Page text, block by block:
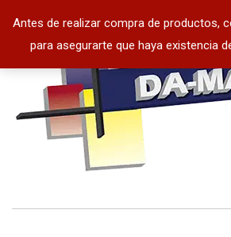
Antes de realizar compra de productos,
para asegurarte que haya existencia